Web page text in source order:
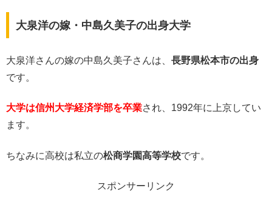
大泉洋の嫁・中島久美子の出身大学
大泉洋さんの嫁の中島久美子さんは、 長野県松本市の出身
です。
大学は信州大学経済学部を卒業され、1992年に上京してい
ます。
ちなみに高校は私立の松商学園高等学校です。
スポンサーリンク